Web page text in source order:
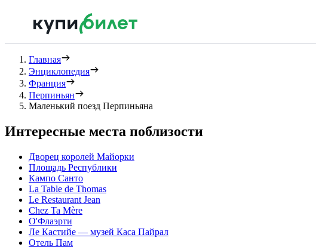
Главная
Энциклопедия
Франция
Перпиньян
Маленький поезд Перпиньяна
Интересные места поблизости
Дворец королей Майорки
Площадь Республики
Кампо Санто
La Table de Thomas
Le Restaurant Jean
Chez Ta Mère
О'Флаэрти
Ле Кастийе — музей Каса Пайрал
Отель Пам